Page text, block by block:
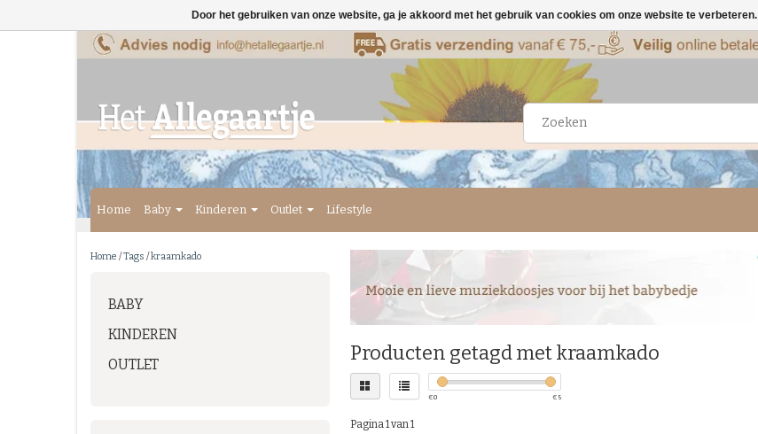
Home Baby Kinderen Outlet Lifestyle
Home /Tags /kraamkado
BABY
KINDEREN
OUTLET
Producten getagd met kraamkado
€0 € 5
Pagina 1 van 1
Door het gebruiken van onze website, ga je akkoord met het gebruik van cookies om onze website te verbeteren.